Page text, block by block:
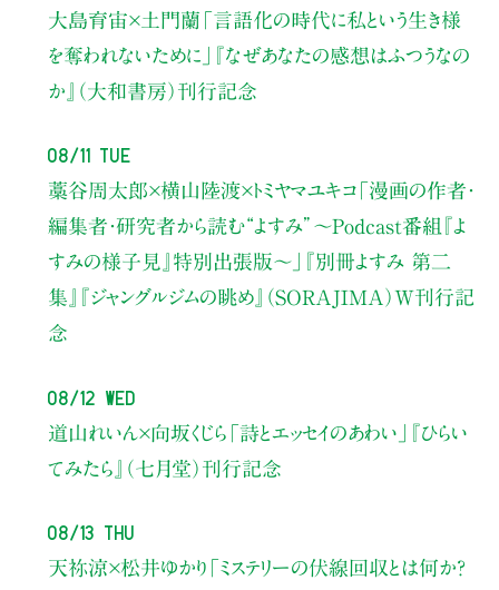
大島育宙×土門蘭 「言語化の時代に私という生き様
を奪われないために」
『なぜあなたの感想はふつうなの
か』（大和書房）刊行記念
08/11 Tue
藁谷周太郎×横山陸渡×トミヤマユキコ「漫画の作者・
編集者・研究者から読む“よすみ” 〜Podcast番組『よ
すみの様子見』特別出張版〜」
『別冊よすみ 第二
集』『ジャングルジムの眺め』（SORAJIMA）W刊行記
念
08/12 Wed
道山れいん×向坂くじら 「詩とエッセイのあわい」
『ひらい
てみたら』（七月堂）刊行記念
08/13 Thu
天祢涼×松井ゆかり 「ミステリーの伏線回収とは何か？